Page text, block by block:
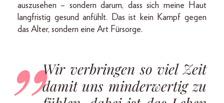
auszusehen – sondern darum, dass sich meine Haut
langfristig gesund anfühlt. Das ist kein Kampf gegen
das Alter, sondern eine Art Fürsorge.
Wir verbringen so viel Zeit
damit uns minderwertig zu